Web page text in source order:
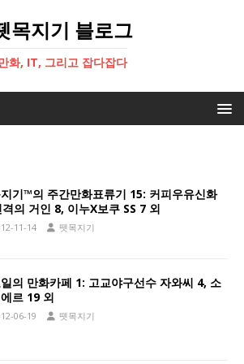
목지기 블로그
화, IT, 그리고 잡다잡다
기™의 주간만화표류기 15: 커피우유신화
의 거인 8, 이누X보쿠 SS 7 외
11-14 뗏목지기
의 만화카페 1: 고교야구선수 자와씨 4, 소
르 19 외
06-19 뗏목지기